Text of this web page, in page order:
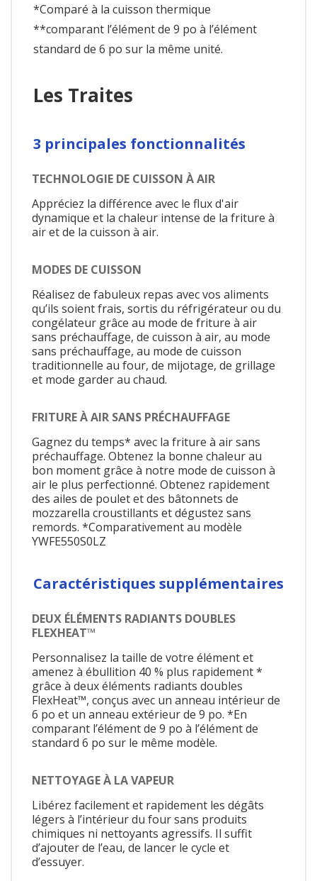
*Comparé à la cuisson thermique
**comparant l’élément de 9 po à l’élément
standard de 6 po sur la même unité.
Les Traites
3 principales fonctionnalités
TECHNOLOGIE DE CUISSON À AIR
Appréciez la différence avec le flux d'air
dynamique et la chaleur intense de la friture à
air et de la cuisson à air.
MODES DE CUISSON
Réalisez de fabuleux repas avec vos aliments
qu’ils soient frais, sortis du réfrigérateur ou du
congélateur grâce au mode de friture à air
sans préchauffage, de cuisson à air, au mode
sans préchauffage, au mode de cuisson
traditionnelle au four, de mijotage, de grillage
et mode garder au chaud.
FRITURE À AIR SANS PRÉCHAUFFAGE
Gagnez du temps* avec la friture à air sans
préchauffage. Obtenez la bonne chaleur au
bon moment grâce à notre mode de cuisson à
air le plus perfectionné. Obtenez rapidement
des ailes de poulet et des bâtonnets de
mozzarella croustillants et dégustez sans
remords. *Comparativement au modèle
YWFE550S0LZ
Caractéristiques supplémentaires
DEUX ÉLÉMENTS RADIANTS DOUBLES
FLEXHEAT™
Personnalisez la taille de votre élément et
amenez à ébullition 40 % plus rapidement *
grâce à deux éléments radiants doubles
FlexHeat™, conçus avec un anneau intérieur de
6 po et un anneau extérieur de 9 po. *En
comparant l’élément de 9 po à l’élément de
standard 6 po sur le même modèle.
NETTOYAGE À LA VAPEUR
Libérez facilement et rapidement les dégâts
légers à l’intérieur du four sans produits
chimiques ni nettoyants agressifs. Il suffit
d’ajouter de l’eau, de lancer le cycle et
d’essuyer.